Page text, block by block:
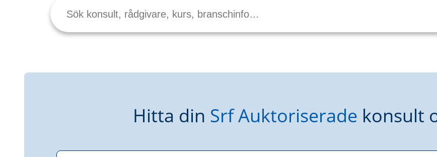
Hitta din Srf Auktoriserade konsult